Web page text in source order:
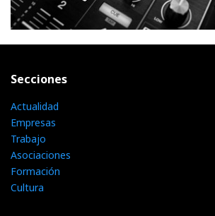
Secciones
Actualidad
Empresas
Trabajo
Asociaciones
Formación
Cultura